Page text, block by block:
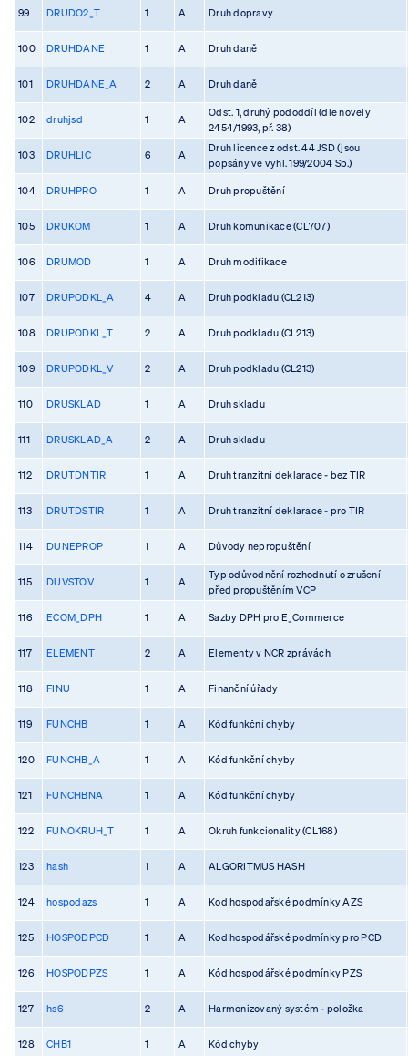
99 DRUDO2_T 1 A Druh dopravy
100 DRUHDANE 1 A Druh daně
101 DRUHDANE_A 2 A Druh daně
102 druhjsd 1 A
Odst. 1, druhý pododdíl (dle novely
2454/1993, př. 38)
103 DRUHLIC 6 A
Druh licence z odst. 44 JSD (jsou
popsány ve vyhl. 199/2004 Sb.)
104 DRUHPRO 1 A Druh propuštění
105 DRUKOM 1 A Druh komunikace (CL707)
106 DRUMOD 1 A Druh modifikace
107 DRUPODKL_A 4 A Druh podkladu (CL213)
108 DRUPODKL_T 2 A Druh podkladu (CL213)
109 DRUPODKL_V 2 A Druh podkladu (CL213)
110 DRUSKLAD 1 A Druh skladu
111 DRUSKLAD_A 2 A Druh skladu
112 DRUTDNTIR 1 A Druh tranzitní deklarace - bez TIR
113 DRUTDSTIR 1 A Druh tranzitní deklarace - pro TIR
114 DUNEPROP 1 A Důvody nepropuštění
115 DUVSTOV 1 A
Typ odůvodnění rozhodnutí o zrušení
před propuštěním VCP
116 ECOM_DPH 1 A Sazby DPH pro E_Commerce
117 ELEMENT 2 A Elementy v NCR zprávách
118 FINU 1 A Finanční úřady
119 FUNCHB 1 A Kód funkční chyby
120 FUNCHB_A 1 A Kód funkční chyby
121 FUNCHBNA 1 A Kód funkční chyby
122 FUNOKRUH_T 1 A Okruh funkcionality (CL168)
123 hash 1 A ALGORITMUS HASH
124 hospodazs 1 A Kod hospodařské podmínky AZS
125 HOSPODPCD 1 A Kod hospodářské podmínky pro PCD
126 HOSPODPZS 1 A Kód hospodářské podmínky PZS
127 hs6 2 A Harmonizovaný systém - položka
128 CHB1 1 A Kód chyby